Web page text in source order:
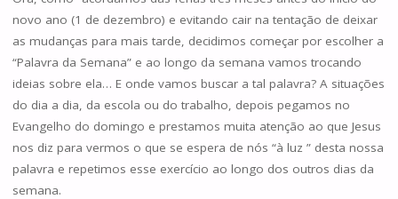
novo ano (1 de dezembro) e evitando cair na tentação de deixar
as mudanças para mais tarde, decidimos começar por escolher a
“Palavra da Semana” e ao longo da semana vamos trocando
ideias sobre ela… E onde vamos buscar a tal palavra? A situações
do dia a dia, da escola ou do trabalho, depois pegamos no
Evangelho do domingo e prestamos muita atenção ao que Jesus
nos diz para vermos o que se espera de nós “à luz ” desta nossa
palavra e repetimos esse exercício ao longo dos outros dias da
semana.